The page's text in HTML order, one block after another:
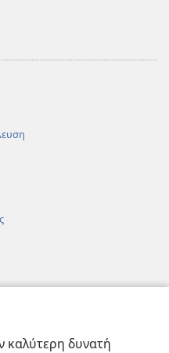
καλύτερη δυνατή
και ΜΜΕ